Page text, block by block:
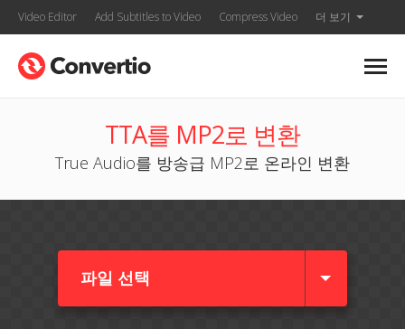
Video Editor Add Subtitles to Video Compress Video 더 보기
TTA를 MP2로 변환
True Audio를 방송급 MP2로 온라인 변환
파일 선택